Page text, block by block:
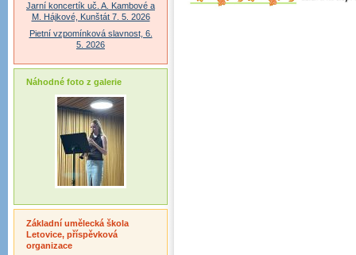
Jarní koncertík uč. A. Kambové a
M. Hájkové, Kunštát 7. 5. 2026
Pietní vzpomínková slavnost, 6.
5. 2026
Náhodné foto z galerie
Základní umělecká škola
Letovice, příspěvková
organizace